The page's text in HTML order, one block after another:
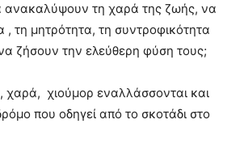
τη χαρά της ζωής, να
τη μητρότητα, τη συντροφικότητα
ζήσουν την ελεύθερη φύση τους;
χιούμορ εναλλάσσονται και
που οδηγεί από το σκοτάδι στο